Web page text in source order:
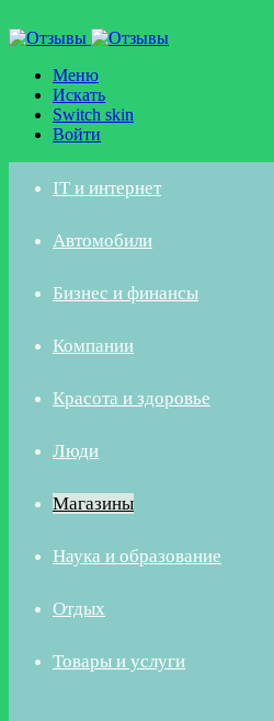
Меню
Искать
Switch skin
Войти
IT и интернет
Автомобили
Бизнес и финансы
Компании
Красота и здоровье
Люди
Магазины
Наука и образование
Отдых
Товары и услуги